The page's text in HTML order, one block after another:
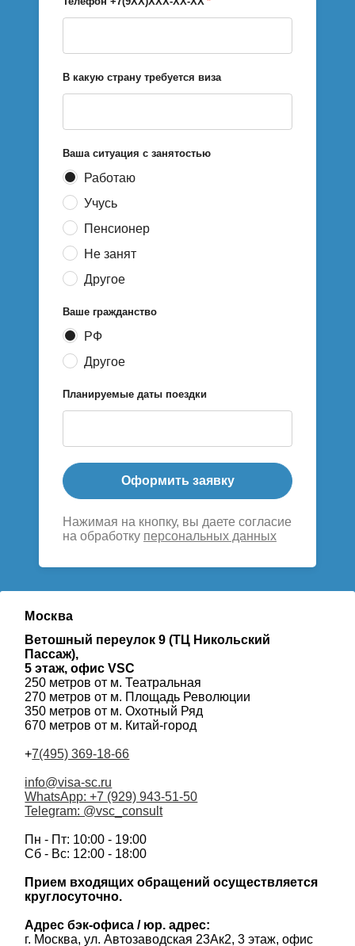
В какую страну требуется виза
Ваша ситуация с занятостью
Работаю
Учусь
Пенсионер
Не занят
Другое
Ваше гражданство
РФ
Другое
Планируемые даты поездки
Оформить заявку
Нажимая на кнопку, вы даете согласие
на обработку персональных данных
Москва
Ветошный переулок 9 (ТЦ Никольский
Пассаж),
5 этаж, офис VSC
250 метров от м. Театральная
270 метров от м. Площадь Революции
350 метров от м. Охотный Ряд
670 метров от м. Китай-город
+7(495) 369-18-66
info@visa-sc.ru
WhatsApp: +7 (929) 943-51-50
Telegram: @vsc_consult
Пн - Пт: 10:00 - 19:00
Сб - Вс: 12:00 - 18:00
Прием входящих обращений осуществляется
круглосуточно.
Адрес бэк-офиса / юр. адрес:
г. Москва, ул. Автозаводская 23Ак2, 3 этаж, офис